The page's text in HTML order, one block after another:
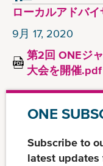
ローカルアドバ
9月 17, 2020
第2回 ONEジ
大会を開催.pdf
ONE
Subscribe to
latest updates